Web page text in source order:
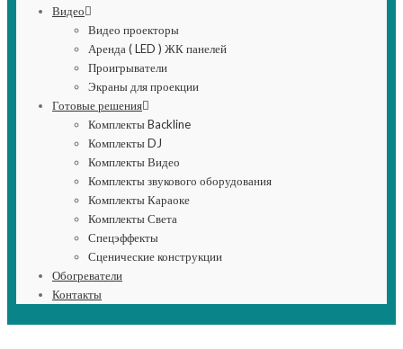
Видео
Видео проекторы
Аренда ( LED ) ЖК панелей
Проигрыватели
Экраны для проекции
Готовые решения
Комплекты Backline
Комплекты DJ
Комплекты Видео
Комплекты звукового оборудования
Комплекты Караоке
Комплекты Света
Спецэффекты
Сценические конструкции
Обогреватели
Контакты